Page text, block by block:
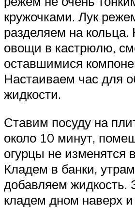
кружочками. Лук
разделяем на кольца.
овощи в кастрюлю,
оставшимися
Настаиваем час для
жидкости.
Ставим посуду на
около 10 минут,
огурцы не изменятся
Кладем в банки,
добавляем жидкость.
кладем дном наверх